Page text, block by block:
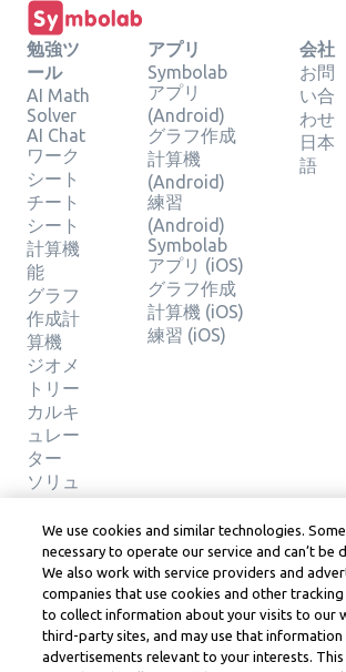
勉強ツ
ール
AI Math
Solver
AI Chat
ワーク
シート
チート
シート
計算機
能
グラフ
作成計
算機
ジオメ
トリー
カルキ
ュレー
ター
ソリュ
ーショ
ンの検
証
アプリ
Symbolab
アプリ
(Android)
グラフ作成
計算機
(Android)
練習
(Android)
Symbolab
アプリ (iOS)
グラフ作成
計算機 (iOS)
練習 (iOS)
会社
お問
い合
わせ
日本
語
Symbolab, a Learneo, Inc.
© Learneo, Inc. 2024
We use cookies and similar technologies.
necessary to operate our service and can’t be
We also work with service providers and
companies that use cookies and other
to collect information about your visits to our
third-party sites, and may use that
advertisements relevant to your interests. This